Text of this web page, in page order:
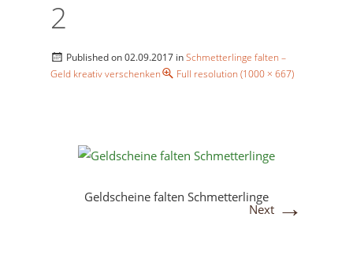
2
Published on02.09.2017 inSchmetterlinge falten –
Geld kreativ verschenken
Full resolution (1000 × 667)
Next →
Geldscheine falten Schmetterlinge